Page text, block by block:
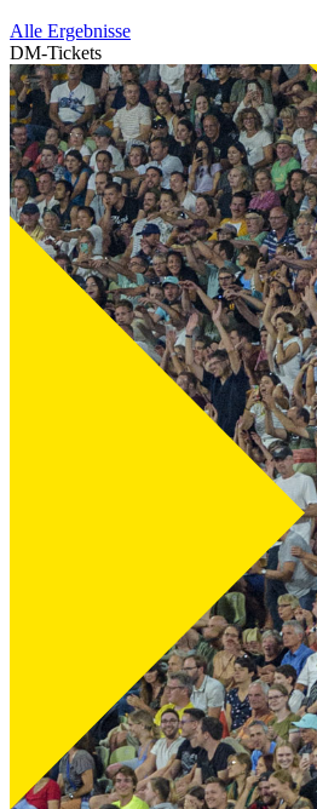
Alle Ergebnisse
DM-Tickets